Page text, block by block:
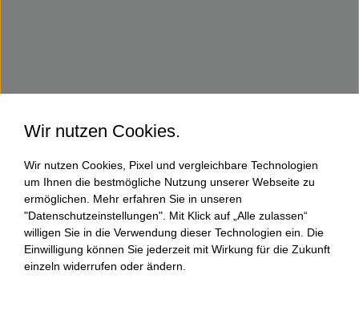
Wir nutzen Cookies.
Wir nutzen Cookies, Pixel und vergleichbare Technologien
um Ihnen die bestmögliche Nutzung unserer Webseite zu
ermöglichen. Mehr erfahren Sie in unseren
"Datenschutzeinstellungen". Mit Klick auf „Alle zulassen“
willigen Sie in die Verwendung dieser Technologien ein. Die
Einwilligung können Sie jederzeit mit Wirkung für die Zukunft
einzeln widerrufen oder ändern.